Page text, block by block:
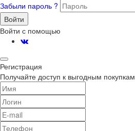
Забыли пароль ?
Войти
Войти с помощью
Регистрация
Получайте доступ к выгодным покупкам